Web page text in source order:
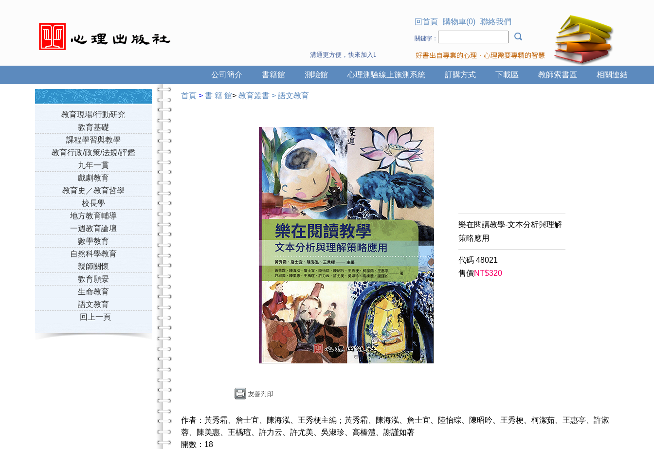
溝通更方便，快來加入Line 與 Wechat ~
回首頁 購物車(0) 聯絡我們
關鍵字：
相關連結
教師索書區
下載區
訂購方式
心理測驗線上施測系統
測驗館
書籍館
公司簡介
教育現場/行動研究
教育基礎
課程學習與教學
教育行政/政策/法規/評鑑
九年一貫
戲劇教育
教育史／教育哲學
校長學
地方教育輔導
一週教育論壇
數學教育
自然科學教育
親師關懷
教育願景
生命教育
語文教育
回上一頁
首頁 > 書 籍 館> 教育叢書 > 語文教育
樂在閱讀教學-文本分析與理解
策略應用
代碼 48021
售價NT$320
作者：黃秀霜、詹士宜、陳海泓、王秀梗主編；黃秀霜、陳海泓、詹士宜、陸怡琮、陳昭吟、王秀梗、柯潔茹、王惠亭、許淑
蓉、陳美惠、王楀瑄、許力云、許尤美、吳淑珍、高榛澧、謝謹如著
開數：18